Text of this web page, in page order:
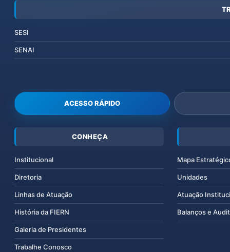
SESI
SENAI
ACESSO RÁPIDO
CONHEÇA
Institucional
Diretoria
Linhas de Atuação
História da FIERN
Galeria de Presidentes
Trabalhe Conosco
Mapa
Unidades
Atuação
Balanços e